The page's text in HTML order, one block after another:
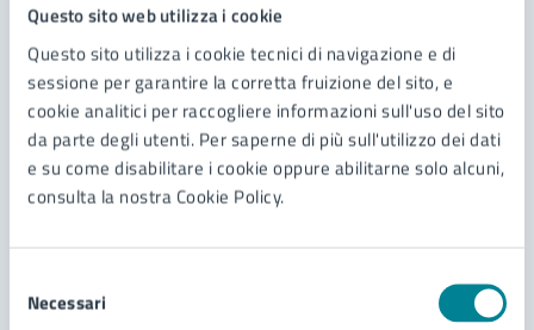
Questo sito web utilizza i cookie
Questo sito utilizza i cookie tecnici di navigazione e di
sessione per garantire la corretta fruizione del sito, e
cookie analitici per raccogliere informazioni sull'uso del sito
da parte degli utenti. Per saperne di più sull'utilizzo dei dati
e su come disabilitare i cookie oppure abilitarne solo alcuni,
consulta la nostra Cookie Policy.
delNecessari
Cambio nome e/o cognome
Vedi altri 6